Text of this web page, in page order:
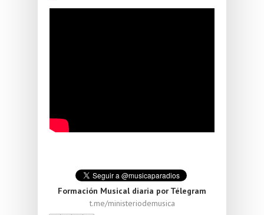
Formación Musical diaria por Télegram
t.me/ministeriodemusica